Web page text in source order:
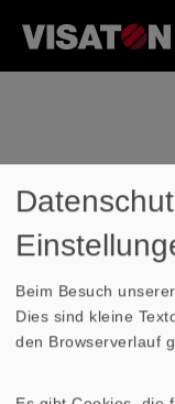
LEISTUNGEN
Lexikon
Ton
AlsTon
Beim Besuch
Dies sind kleine
den Browserverlauf